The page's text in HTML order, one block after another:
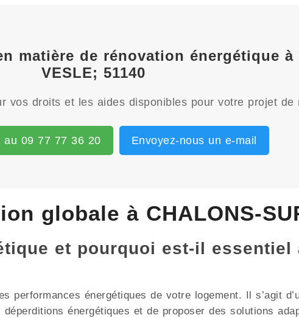
matière de rénovation énergétique à
VESLE; 51140
vos droits et les aides disponibles pour votre projet de
au 09 77 77 36 20 Envoyez-nous un e-mail
globale à CHALONS-
et pourquoi est-il essentiel
performances énergétiques de votre logement. Il s’agit
énergétiques et de proposer des solutions